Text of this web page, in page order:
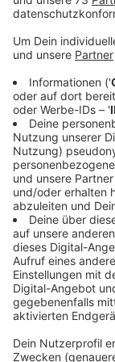
Anzeige
Dieser
selbst,
aus einer
sich am abend
soll die
gebundenen
mit Ganztags-
umgewandelt
vorausgesetzt
Behörden